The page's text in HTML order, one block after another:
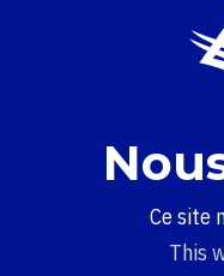
Ce site
This